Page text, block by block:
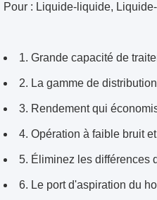
Pour : Liquide-liquide,
1. Grande capacité de
2. La gamme de
3. Rendement qui
4. Opération à faible bruit
5. Éliminez les différences
6. Le port d'aspiration du